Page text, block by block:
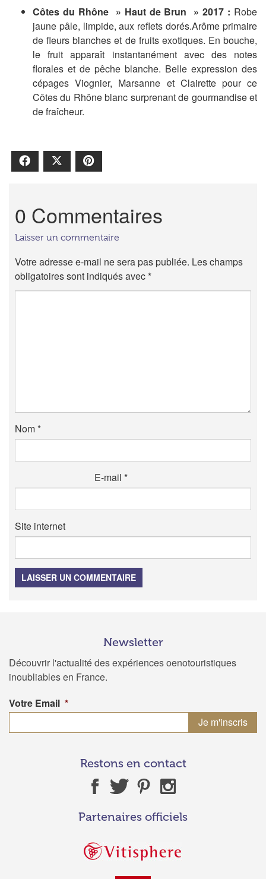
Côtes du Rhône » Haut de Brun » 2017 : Robe
jaune pâle, limpide, aux reflets dorés.Arôme primaire
de fleurs blanches et de fruits exotiques. En bouche,
le fruit apparaît instantanément avec des notes
florales et de pêche blanche. Belle expression des
cépages Viognier, Marsanne et Clairette pour ce
Côtes du Rhône blanc surprenant de gourmandise et
de fraîcheur.
Facebook
0 Commentaires
Laisser un commentaire
Votre adresse e-mail ne sera pas publiée. Les champs
obligatoires sont indiqués avec*
Nom*
E-mail *
Site internet
LAISSER UN COMMENTAIRE
Newsletter
Découvrir l'actualité des expériences oenotouristiques
inoubliables en France.
Votre Email *
Restons en contact
Partenaires officiels